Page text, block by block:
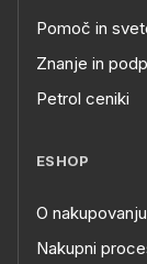
Pomoč in
Znanje in
Petrol ceniki
ESHOP
O nakupovanju
Nakupni